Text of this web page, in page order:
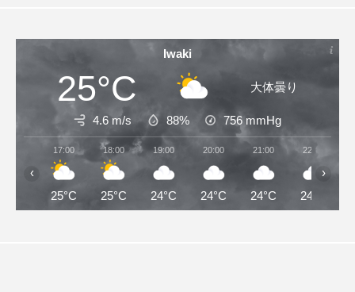
Iwaki
25°C 大体曇り
4.6 m/s 88% 756 mmHg
17:00
25°C
18:00
25°C
19:00
24°C
20:00
24°C
21:00
24°C
22:00
24°C
‹ ›